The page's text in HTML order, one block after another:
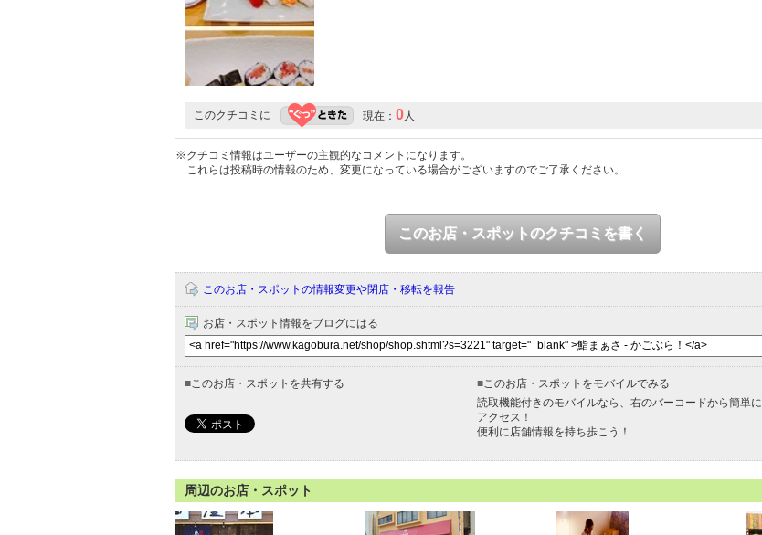
このクチコミに 現在： 0 人
※クチコミ情報はユーザーの主観的なコメントになります。
これらは投稿時の情報のため、変更になっている場合がございますのでご了承ください。
このお店・スポットのクチコミを書く
このお店・スポットの情報変更や閉店・移転を報告
お店・スポット情報をブログにはる
■ このお店・スポットを共有する ■ このお店・スポットをモバイルでみる
読取機能付きのモバイルなら、右のバーコードから簡単に
アクセス！
便利に店舗情報を持ち歩こう！
周辺のお店・スポット